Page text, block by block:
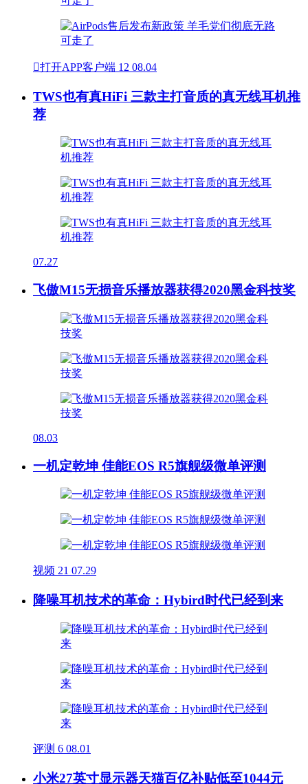
打开APP客户端 12 08.04
TWS也有真HiFi 三款主打音质的真无线耳机推
荐
07.27
飞傲M15无损音乐播放器获得2020黑金科技奖
08.03
一机定乾坤 佳能EOS R5旗舰级微单评测
视频 21 07.29
降噪耳机技术的革命：Hybird时代已经到来
评测 6 08.01
小米27英寸显示器天猫百亿补贴低至1044元